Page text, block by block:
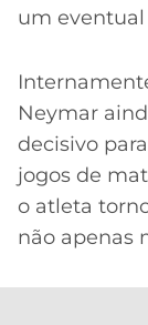
um eventual
Neymar
decisivo
jogos de
o atleta
não apenas